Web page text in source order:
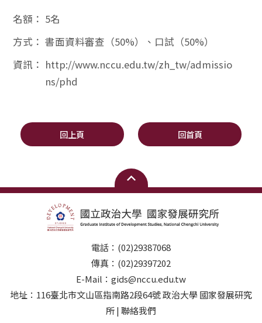
名額： 5名
方式： 書面資料審查（50%）、口試（50%）
資訊： http://www.nccu.edu.tw/zh_tw/admissio
ns/phd
回上頁 回首頁
電話：(02)29387068
傳真：(02)29397202
E-Mail：gids@nccu.edu.tw
地址：116臺北市文山區指南路2段64號 政治大學 國家發展研究
所 | 聯絡我們